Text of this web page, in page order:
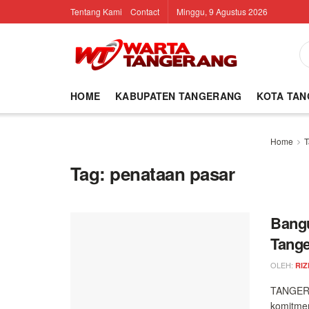
Tentang Kami Contact Minggu, 9 Agustus 2026
HOME KABUPATEN TANGERANG KOTA
Home
Tag: penataan pasar
OLEH: